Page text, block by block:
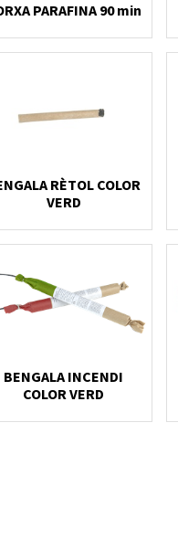
PARAFINA 90 min
RÈTOL COLOR
VERD
BENGALA INCENDI
COLOR VERD